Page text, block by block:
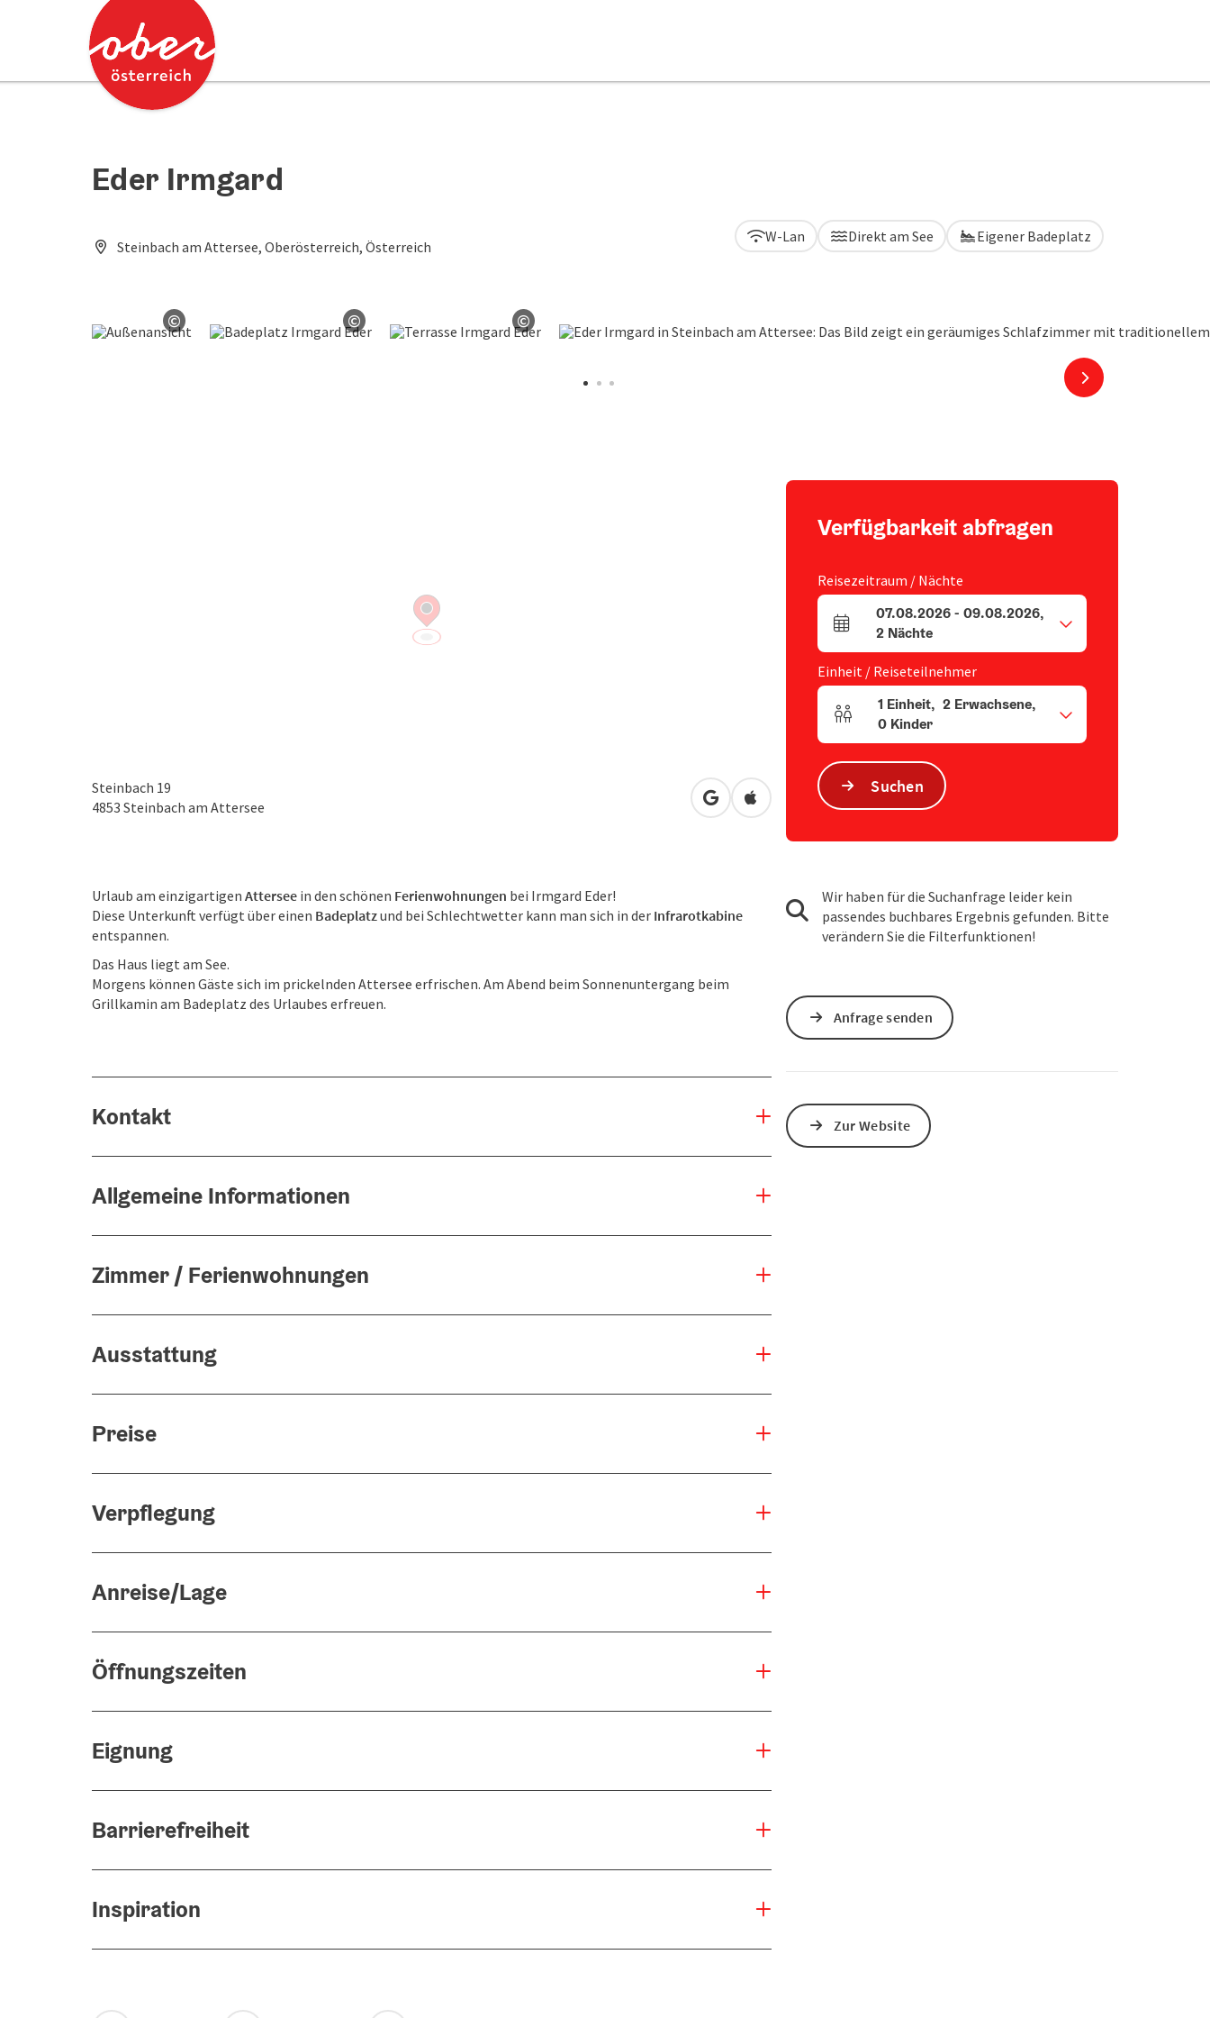
Zum Inhalt
Zum Seitenanfang Accesskey
Eder Irmgard
Steinbach am Attersee, Oberösterreich, Österreich
©
Copyright öffnen
©
Copyright öffnen
©
Copyright öffnen
nächstes Element
W-Lan Direkt am See Eigener Badeplatz
Steinbach 19
4853 Steinbach am Attersee in Google Maps öffnen
in Apple Maps öffnen
Urlaub am einzigartigen Attersee in den schönen Ferienwohnungen bei Irmgard Eder!
Diese Unterkunft verfügt über einen Badeplatzund bei Schlechtwetter kann man sich in der Infrarotkabine
entspannen.
Das Haus liegt am See.
Morgens können Gäste sich im prickelnden Attersee erfrischen. Am Abend beim Sonnenuntergang beim
Grillkamin am Badeplatz des Urlaubes erfreuen.
Kontakt
Allgemeine Informationen
Zimmer / Ferienwohnungen
Ausstattung
Preise
Verpflegung
Anreise/Lage
Öffnungszeiten
Eignung
Barrierefreiheit
Inspiration
Verfügbarkeit abfragen
Reisezeitraum / Nächte
An- und Abreisefelder
07.08.2026- 09.08.2026,
2 Nächte
Einheit / Reiseteilnehmer
Einheitenanzahl und Personenfelder
1 Einheit, 2 Erwachsene,
0 Kinder
Suchen
Wir haben für die Suchanfrage leider kein
passendes buchbares Ergebnis gefunden. Bitte
verändern Sie die Filterfunktionen!
Anfrage senden
Zur Website